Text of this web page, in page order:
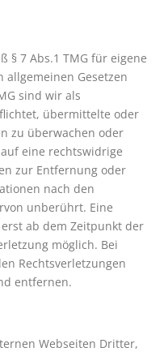
§ 7 Abs.1 TMG für eigene
allgemeinen Gesetzen
sind wir als
übermittelte oder
zu überwachen oder
eine rechtswidrige
zur Entfernung oder
nach den
unberührt. Eine
ab dem Zeitpunkt der
möglich. Bei
Rechtsverletzungen
entfernen.
Webseiten Dritter,